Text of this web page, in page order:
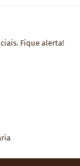
Fique alerta!